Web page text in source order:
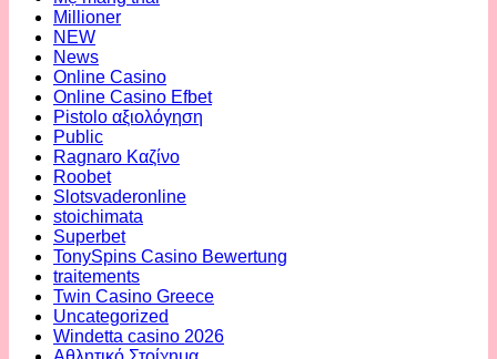
Millioner
NEW
News
Online Casino
Online Casino Efbet
Pistolo αξιολόγηση
Public
Ragnaro Καζίνο
Roobet
Slotsvaderonline
stoichimata
Superbet
TonySpins Casino Bewertung
traitements
Twin Casino Greece
Uncategorized
Windetta casino 2026